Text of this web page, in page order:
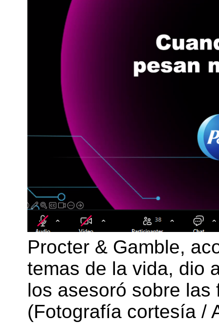
Procter & Gamble,
temas de la vida, dio
los asesoró sobre las
(Fotografía cortesía /